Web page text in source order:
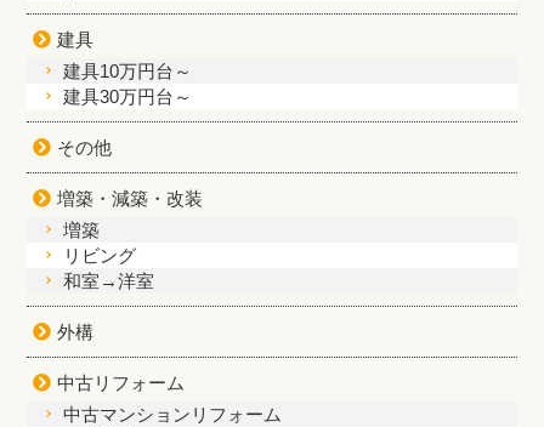
建具
建具10万円台～
建具30万円台～
その他
増築・減築・改装
増築
リビング
和室→洋室
外構
中古リフォーム
中古マンションリフォーム